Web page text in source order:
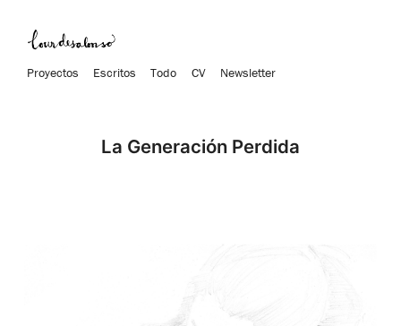
Proyectos Escritos Todo CV Newsletter
La Generación Perdida